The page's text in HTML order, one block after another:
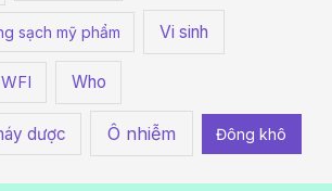
sạch mỹ phẩm Vi sinh
WFI Who
dược Ô nhiễm Đông khô